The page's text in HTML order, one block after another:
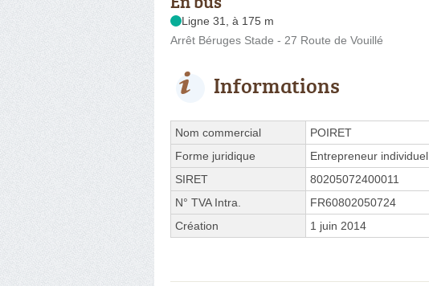
Ligne 31, à 175 m
Arrêt Béruges Stade - 27 Route de Vouillé
Informations
Nom commercial
POIRET
Forme juridique
Entrepreneur individuel
SIRET
80205072400011
N° TVA Intra.
FR60802050724
Création
1 juin 2014